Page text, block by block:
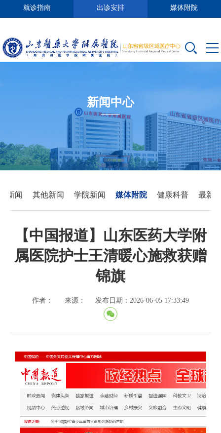
就诊指南 出诊安排 媒体附院
新闻中心
新闻 其他新闻 学院新闻 媒体附院 健康科普 最新
【中国报道】山东医药大学附
属医院护士王清暖心施救获赠
锦旗
作者： 来源： 发布日期：2026-06-05 17:33:49